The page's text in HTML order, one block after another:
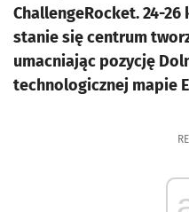
ChallengeRocket. 24-26
stanie się centrum
umacniając pozycję
technologicznej mapie